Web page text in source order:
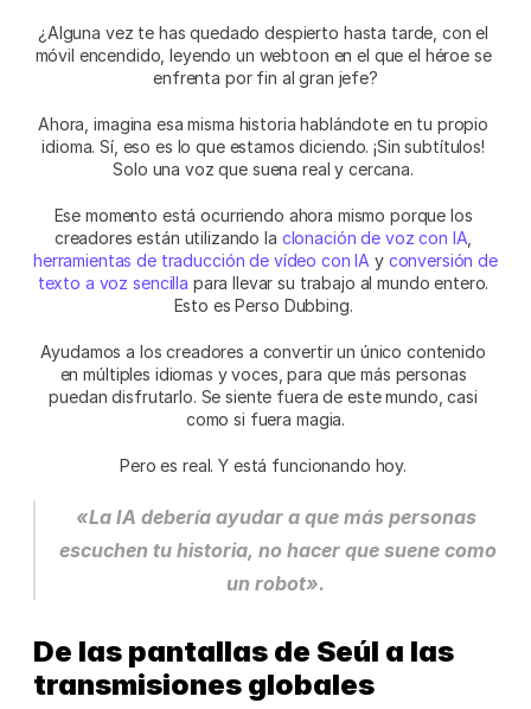
¿Alguna vez te has quedado despierto hasta tarde, con el
móvil encendido, leyendo un webtoon en el que el héroe se
enfrenta por fin al gran jefe?
Ahora, imagina esa misma historia hablándote en tu propio
idioma. Sí, eso es lo que estamos diciendo. ¡Sin subtítulos!
Solo una voz que suena real y cercana.
Ese momento está ocurriendo ahora mismo porque los
creadores están utilizando la clonación de voz con IA
herramientas de traducción de vídeo con IA y conversión de
texto a voz sencilla para llevar su trabajo al mundo entero.
Esto es Perso Dubbing.
Ayudamos a los creadores a convertir un único contenido
en múltiples idiomas y voces, para que más personas
puedan disfrutarlo. Se siente fuera de este mundo, casi
como si fuera magia.
Pero es real. Y está funcionando hoy.
«La IA debería ayudar a que más personas
escuchen tu historia, no hacer que suene como
un robot».
De las pantallas de Seúl a las
transmisiones globales